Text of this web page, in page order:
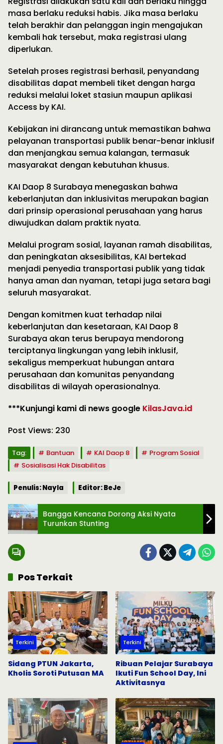
masa berlaku reduksi habis. Jika masa berlaku
telah berakhir dan pelanggan ingin mengajukan
kembali hak tersebut, maka registrasi ulang
diperlukan.
Setelah proses registrasi berhasil, penyandang
disabilitas dapat membeli tiket dengan harga
reduksi melalui loket stasiun maupun aplikasi
Access by KAI.
Kebijakan ini dirancang untuk memastikan bahwa
pelayanan transportasi publik benar-benar inklusif
dan menjangkau semua kalangan, termasuk
masyarakat dengan kebutuhan khusus.
KAI Daop 8 Surabaya menegaskan bahwa
keberlanjutan dan inklusivitas merupakan bagian
dari prinsip operasional perusahaan yang harus
diwujudkan dalam praktik nyata.
Melalui program sosial, layanan ramah disabilitas,
dan peningkatan aksesibilitas, KAI bertekad
menjadi penyedia transportasi publik yang tidak
hanya aman dan nyaman, tetapi juga setara bagi
seluruh masyarakat.
Dengan komitmen kuat terhadap nilai
keberlanjutan dan kesetaraan, KAI Daop 8
Surabaya akan terus berupaya mendorong
terciptanya lingkungan yang lebih inklusif,
sekaligus memperkuat hubungan antara
perusahaan dan komunitas penyandang
disabilitas di wilayah operasionalnya.
***Kunjungi kami di news google KilasJava.id
Post Views: 230
Tag: Bantuan KAI Daop 8
Program Sosial
Sosialisasi Hak Disabilitas
Penulis: Nayla Editor: BeJe
Bangga Kencana Dorong Aksi Nyata
Turunkan Stunting
Pos Terkait
Terkini
Sidang PTUN Jakarta,
Kholis Soroti Putusan MA
Terkini
Ribuan Pelajar Surabaya
Ikuti Fun School Day, Ini
Aktivitasnya